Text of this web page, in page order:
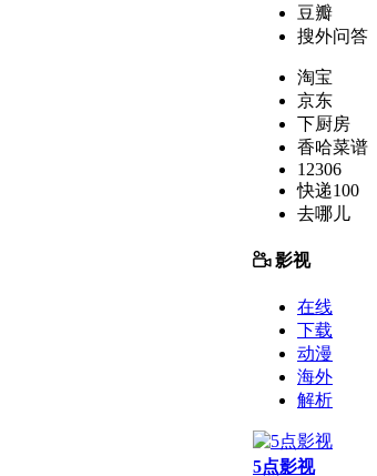
豆瓣
搜外问答
淘宝
京东
下厨房
香哈菜谱
12306
快递100
去哪儿
影视
在线
下载
动漫
海外
解析
5点影视